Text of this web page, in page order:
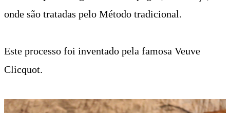
onde são tratadas pelo Método tradicional.
Este processo foi inventado pela famosa Veuve
Clicquot.